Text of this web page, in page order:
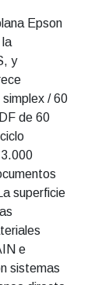
Epson
y
/ 60
de 60
superficie
e
sistemas